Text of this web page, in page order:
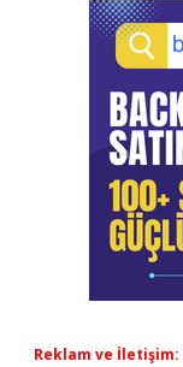
Reklam ve İletişim: